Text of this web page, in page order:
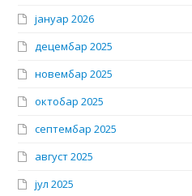
јануар 2026
децембар 2025
новембар 2025
октобар 2025
септембар 2025
август 2025
јул 2025